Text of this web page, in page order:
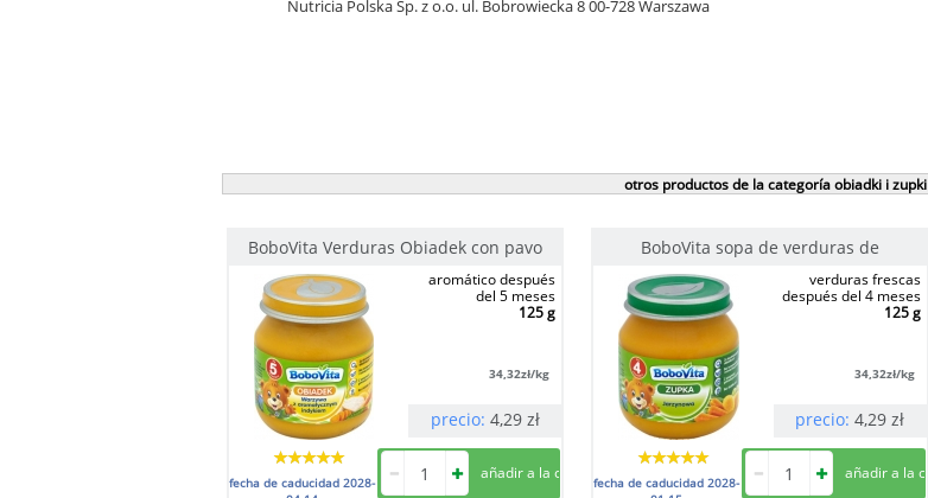
Nutricia Polska Sp. z o.o. ul. Bobrowiecka 8 00-728 Warszawa
otros productos de la categoría obiadki i zupki
BoboVita Verduras Obiadek con pavo
aromático después
del 5 meses
125 g
34,32zł/kg
precio: 4,29 zł
fecha de caducidad 2028-
BoboVita sopa de verduras de
verduras frescas
después del 4 meses
125 g
34,32zł/kg
precio:4,29 zł
fecha de caducidad2028-